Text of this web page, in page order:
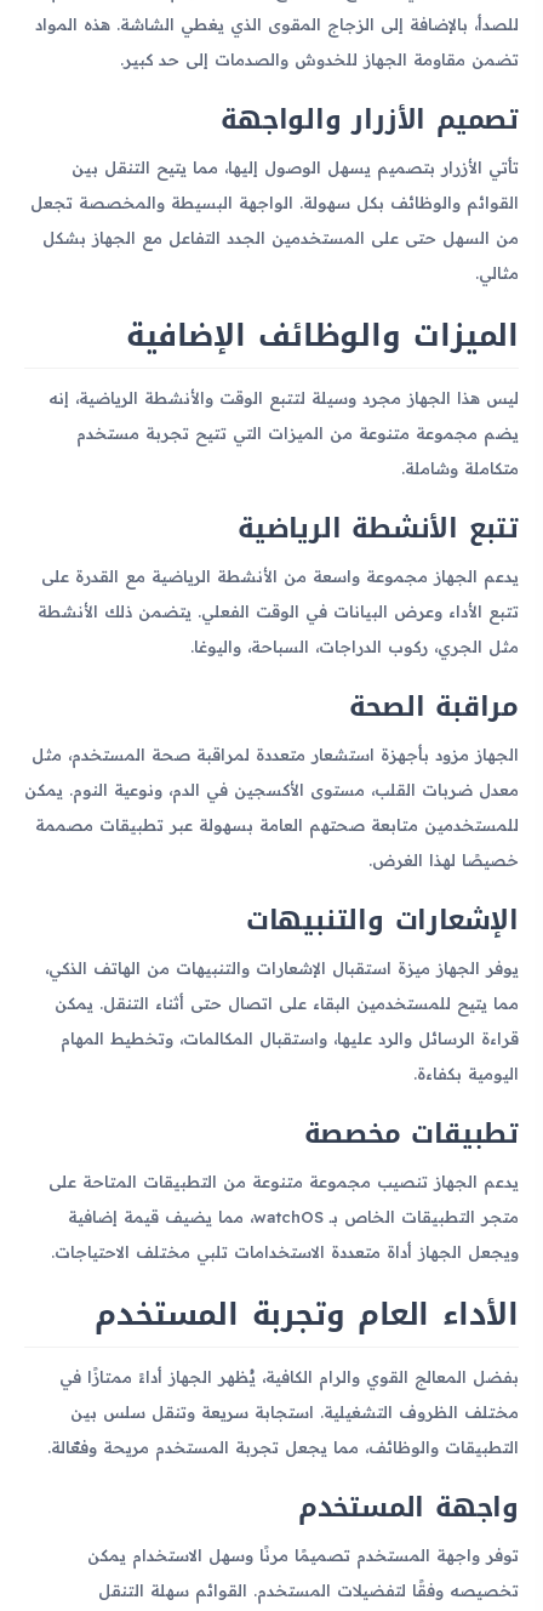
للصدأ، بالإضافة إلى الزجاج المقوى الذي يغطي الشاشة. هذه المواد
تضمن مقاومة الجهاز للخدوش والصدمات إلى حد كبير.
تصميم الأزرار والواجهة
تأتي الأزرار بتصميم يسهل الوصول إليها، مما يتيح التنقل بين
القوائم والوظائف بكل سهولة. الواجهة البسيطة والمخصصة تجعل
من السهل حتى على المستخدمين الجدد التفاعل مع الجهاز بشكل
مثالي.
الميزات والوظائف الإضافية
ليس هذا الجهاز مجرد وسيلة لتتبع الوقت والأنشطة الرياضية، إنه
يضم مجموعة متنوعة من الميزات التي تتيح تجربة مستخدم
متكاملة وشاملة.
تتبع الأنشطة الرياضية
يدعم الجهاز مجموعة واسعة من الأنشطة الرياضية مع القدرة على
تتبع الأداء وعرض البيانات في الوقت الفعلي. يتضمن ذلك الأنشطة
مثل الجري، ركوب الدراجات، السباحة، واليوغا.
مراقبة الصحة
الجهاز مزود بأجهزة استشعار متعددة لمراقبة صحة المستخدم، مثل
معدل ضربات القلب، مستوى الأكسجين في الدم، ونوعية النوم. يمكن
للمستخدمين متابعة صحتهم العامة بسهولة عبر تطبيقات مصممة
خصيصًا لهذا الغرض.
الإشعارات والتنبيهات
يوفر الجهاز ميزة استقبال الإشعارات والتنبيهات من الهاتف الذكي،
مما يتيح للمستخدمين البقاء على اتصال حتى أثناء التنقل. يمكن
قراءة الرسائل والرد عليها، واستقبال المكالمات، وتخطيط المهام
اليومية بكفاءة.
تطبيقات مخصصة
يدعم الجهاز تنصيب مجموعة متنوعة من التطبيقات المتاحة على
متجر التطبيقات الخاص بـ watchOS، مما يضيف قيمة إضافية
ويجعل الجهاز أداة متعددة الاستخدامات تلبي مختلف الاحتياجات.
الأداء العام وتجربة المستخدم
بفضل المعالج القوي والرام الكافية، يُظهر الجهاز أداءً ممتازًا في
مختلف الظروف التشغيلية. استجابة سريعة وتنقل سلس بين
التطبيقات والوظائف، مما يجعل تجربة المستخدم مريحة وفعّالة.
واجهة المستخدم
توفر واجهة المستخدم تصميمًا مرنًا وسهل الاستخدام يمكن
تخصيصه وفقًا لتفضيلات المستخدم. القوائم سهلة التنقل